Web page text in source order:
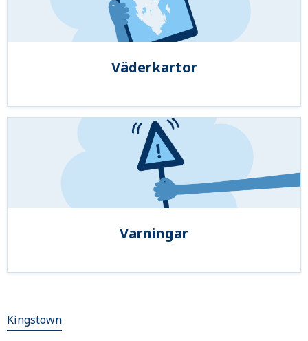
Väderkartor
Varningar
Kingstown